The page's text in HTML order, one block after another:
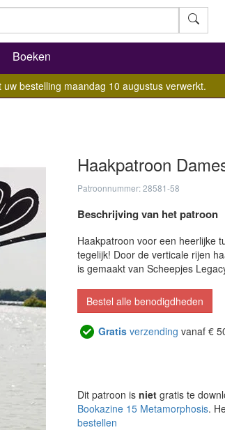
Boeken
bestelling maandag 10 augustus verwerkt.
Haakpatroon
Patroonnummer: 28581-58
Beschrijving van het patroon
Haakpatroon voor een heerlijke
tegelijk! Door de verticale rijen
is gemaakt van Scheepjes
Bestel alle benodigdheden
Gratis verzending vanaf €
Dit patroon is niet gratis te
Bookazine 15 Metamorphosis.
bestellen